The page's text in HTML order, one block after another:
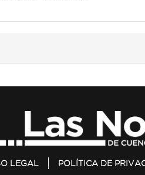
LEGAL POLÍTICA DE